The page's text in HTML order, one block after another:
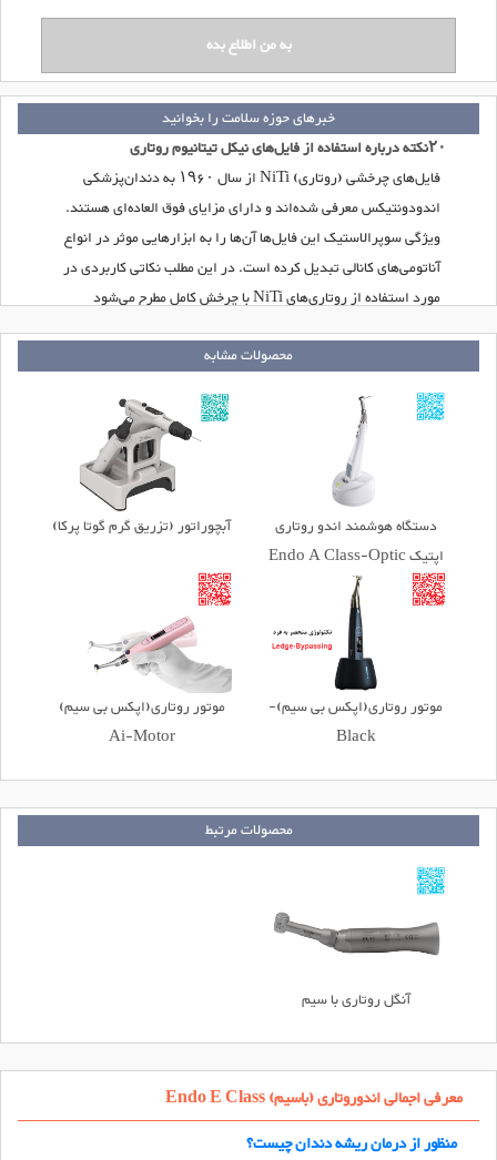
خبرهای حوزه سلامت را بخوانید
۲۰نکته درباره استفاده از فایل‌های نیکل تیتانیوم روتاری
فایل‌های چرخشی (روتاری) NiTi از سال ۱۹۶۰ به دندان‌پزشکی
اندودونتیکس معرفی شده‌اند و دارای مزایای فوق العاده‌ای هستند.
ویژگی سوپرالاستیک این فایل‌ها آن‌ها را به ابزار‌هایی موثر در انواع
آناتومی‌های کانالی تبدیل کرده است. در این مطلب نکاتی کاربردی در
مورد استفاده از روتاری‌های NiTi با چرخش کامل مطرح می‌شود
هرچند که برخی نکات آن می‌تواند برای سیستم‌های Reciprocating
و انواعی مثل ژیروماتیک هم قابل تعمیم باشد.
محصولات مشابه
دستگاه هوشمند اندو روتاری
اپتیک Endo A Class-Optic
آبچوراتور (تزریق گرم گوتا پرکا)
موتور روتاری(اپکس بی سیم)-
Black
موتور روتاری(اپکس بی سیم)
Ai-Motor
محصولات مرتبط
آنگل روتاری با سیم
معرفی اجمالی اندوروتاری (باسیم) Endo E Class
منظور از درمان ریشه دندان چیست؟